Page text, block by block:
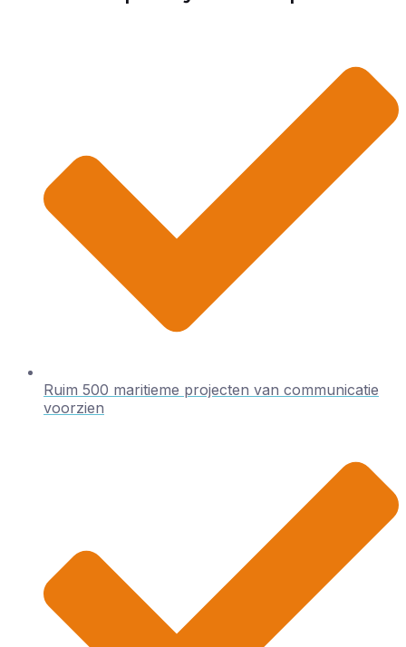
Ruim 500 maritieme projecten van communicatie
voorzien